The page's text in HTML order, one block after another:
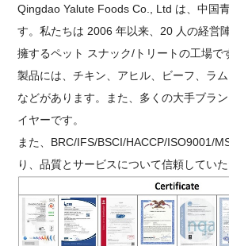
Qingdao Yalute Foods Co., Ltd は、中国
す。私たちは 2006 年以来、20 人の経営
擁するペット スナック/トリートの工場で
製品には、チキン、アヒル、ビーフ、ラ
などがあります。また、多くの大手ブラ
イヤーです。
また、BRC/IFS/BSCI/HACCP/ISO9001/
り、品質とサービスについて信頼していた